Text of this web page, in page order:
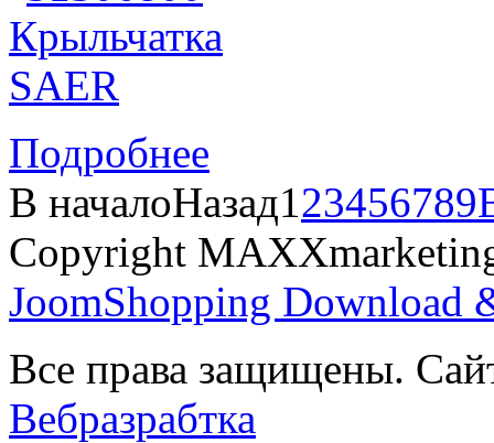
Подробнее
В началоНазад123456789
Copyright
JoomShopping Download
Все права защищены.
Вебразрабтка